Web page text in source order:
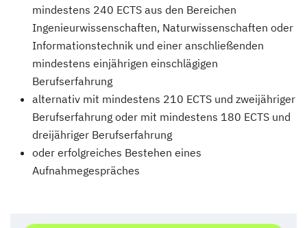
mindestens 240 ECTS aus den Bereichen
Ingenieurwissenschaften, Naturwissenschaften oder
Informationstechnik und einer anschließenden
mindestens einjährigen einschlägigen
Berufserfahrung
alternativ mit mindestens 210 ECTS und zweijähriger
Berufserfahrung oder mit mindestens 180 ECTS und
dreijähriger Berufserfahrung
oder erfolgreiches Bestehen eines
Aufnahmegespräches